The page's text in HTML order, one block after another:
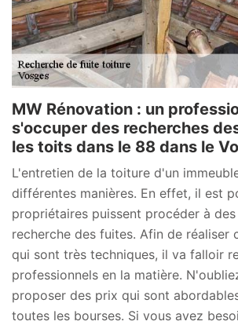
MW Rénovation : un
s'occuper des recherches
les toits dans le 88 dans le
L'entretien de la toiture d'un
différentes manières. En effet, il est
propriétaires puissent procéder à
recherche des fuites. Afin de réaliser
qui sont très techniques, il va falloir
professionnels en la matière.
proposer des prix qui sont
toutes les bourses. Si vous avez